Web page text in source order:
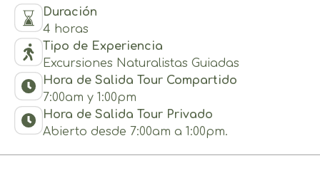
Duración
4 horas
Tipo de Experiencia
Excursiones Naturalistas Guiadas
Hora de Salida Tour Compartido
7:00am y 1:00pm
Hora de Salida Tour Privado
Abierto desde 7:00am a 1:00pm.